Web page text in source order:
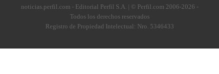
noticias.perfil.com - Editorial Perfil S.A. | © Perfil.com 2006-2026 -
Todos los derechos reservados
Registro de Propiedad Intelectual: Nro. 5346433